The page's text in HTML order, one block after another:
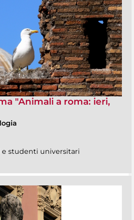
"Animali a roma: ieri,
studenti universitari